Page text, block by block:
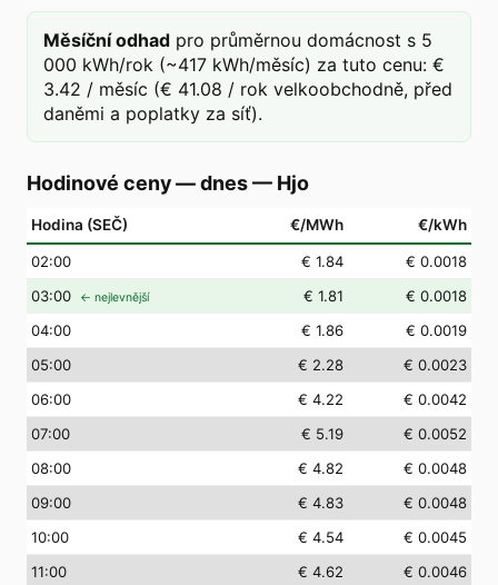
Měsíční odhad pro průměrnou domácnost s 5
000 kWh/rok (~417 kWh/měsíc) za tuto cenu: €
3.42 / měsíc (€ 41.08 / rok velkoobchodně, před
daněmi a poplatky za síť).
Hodinové ceny — dnes— Hjo
Hodina (SEČ) €/MWh €/kWh
02:00 € 1.84
€ 0.0018
03:00 ← nejlevnější € 1.81
€ 0.0018
04:00 € 1.86
€ 0.0019
05:00 € 2.28
€ 0.0023
06:00 € 4.22
€ 0.0042
07:00 € 5.19
€ 0.0052
08:00 € 4.82
€ 0.0048
09:00 € 4.83
€ 0.0048
10:00 € 4.54
€ 0.0045
11:00 € 4.62
€ 0.0046